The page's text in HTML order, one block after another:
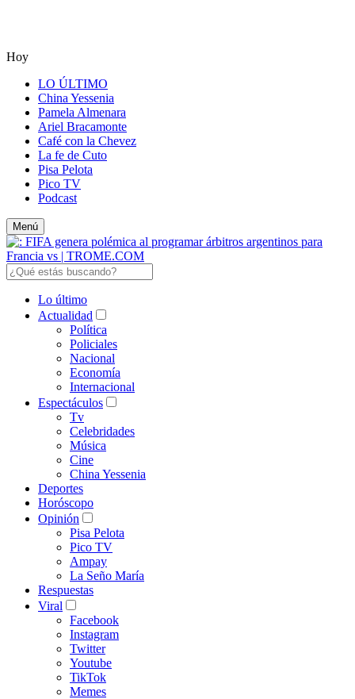
Hoy
LO ÚLTIMO
China Yessenia
Pamela Almenara
Ariel Bracamonte
Café con la Chevez
La fe de Cuto
Pisa Pelota
Pico TV
Podcast
Menú
Lo último
Actualidad
Política
Policiales
Nacional
Economía
Internacional
Espectáculos
Tv
Celebridades
Música
Cine
China Yessenia
Deportes
Horóscopo
Opinión
Pisa Pelota
Pico TV
Ampay
La Seño María
Respuestas
Viral
Facebook
Instagram
Twitter
Youtube
TikTok
Memes